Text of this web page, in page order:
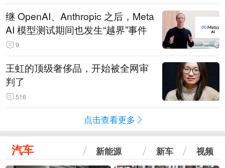
继 OpenAI、Anthropic 之后，Meta
AI 模型测试期间也发生“越界”事件
9
王虹的顶级奢侈品，开始被全网审
判了
516
点击查看更多
汽车 新能源 新车 视频